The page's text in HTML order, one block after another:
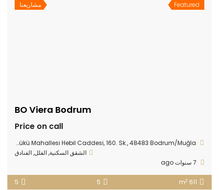
Featured مشاريعنا
BO Viera Bodrum
Price on call
Göltürkbükü Mahallesi Hebil Caddesi, 160. Sk., 48483 Bodrum/Muğla
الشقق السكنية,الفلل,الفنادق
611 m
2
5
5